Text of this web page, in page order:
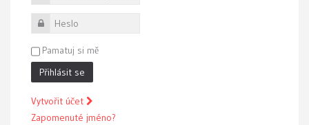
Heslo
Pamatuj si mě
Přihlásit se
Vytvořit účet
Zapomenuté jméno?